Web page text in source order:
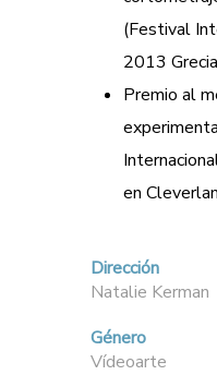
(Festival
2013
Premio al
en
Dirección
Natalie Kerman
Género
Vídeoarte